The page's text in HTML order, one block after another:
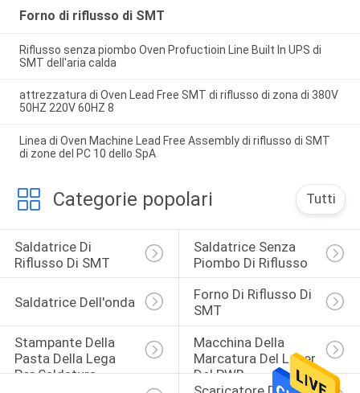
Forno di riflusso di SMT
Riflusso senza piombo Oven Profuctioin Line Built In UPS di
SMT dell'aria calda
attrezzatura di Oven Lead Free SMT di riflusso di zona di 380V
50HZ 220V 60HZ 8
Linea di Oven Machine Lead Free Assembly di riflusso di SMT
di zone del PC 10 dello SpA
Categorie popolari Tutti
Saldatrice Di
Riflusso Di SMT
Saldatrice Senza
Piombo Di Riflusso
Saldatrice Dell'onda
Forno Di Riflusso Di
SMT
Stampante Della
Pasta Della Lega
Per Saldatura
Macchina Della
Marcatura Del Laser
Del PWB